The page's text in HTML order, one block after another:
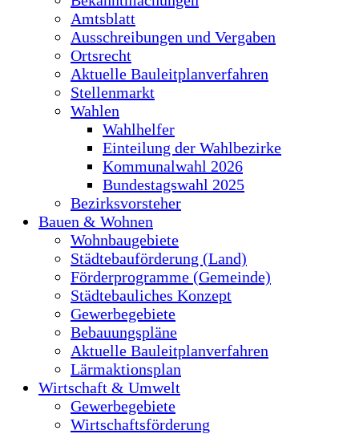
Amtsblatt
Ausschreibungen und Vergaben
Ortsrecht
Aktuelle Bauleitplanverfahren
Stellenmarkt
Wahlen
Wahlhelfer
Einteilung der Wahlbezirke
Kommunalwahl 2026
Bundestagswahl 2025
Bezirksvorsteher
Bauen & Wohnen
Wohnbaugebiete
Städtebauförderung (Land)
Förderprogramme (Gemeinde)
Städtebauliches Konzept
Gewerbegebiete
Bebauungspläne
Aktuelle Bauleitplanverfahren
Lärmaktionsplan
Wirtschaft & Umwelt
Gewerbegebiete
Wirtschaftsförderung